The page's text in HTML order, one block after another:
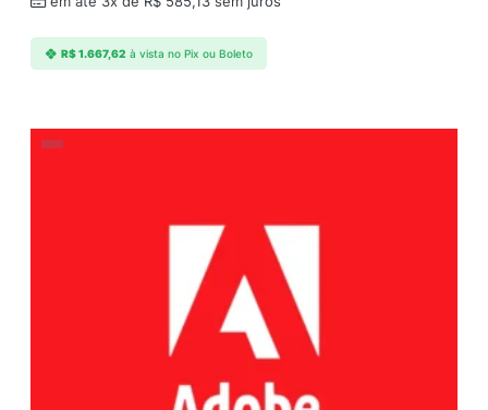
R$1.667,62 à vista no Pix ou Boleto